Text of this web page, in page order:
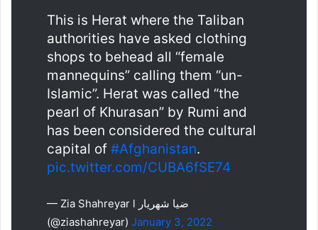
This is Herat where the Taliban
authorities have asked clothing
shops to behead all “female
mannequins” calling them “un-
Islamic”. Herat was called “the
pearl of Khurasan” by Rumi and
has been considered the cultural
capital of #Afghanistan.
pic.twitter.com/CUBA6fSE74
— Zia Shahreyar l ضیا شهریار
(@ziashahreyar) January 3, 2022